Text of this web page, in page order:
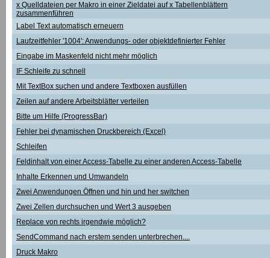
x Quelldateien per Makro in einer Zieldatei auf x Tabellenblättern
zusammenführen
Label Text automatisch erneuern
Laufzeitfehler '1004': Anwendungs- oder objektdefinierter Fehler
Eingabe im Maskenfeld nicht mehr möglich
IF Schleife zu schnell
Mit TextBox suchen und andere Textboxen ausfüllen
Zeilen auf andere Arbeitsblätter verteilen
Bitte um Hilfe (ProgressBar)
Fehler bei dynamischen Druckbereich (Excel)
Schleifen
Feldinhalt von einer Access-Tabelle zu einer anderen Access-Tabelle
Inhalte Erkennen und Umwandeln
Zwei Anwendungen Öffnen und hin und her switchen
Zwei Zellen durchsuchen und Wert 3 ausgeben
Replace von rechts irgendwie möglich?
SendCommand nach erstem senden unterbrechen....
Druck Makro